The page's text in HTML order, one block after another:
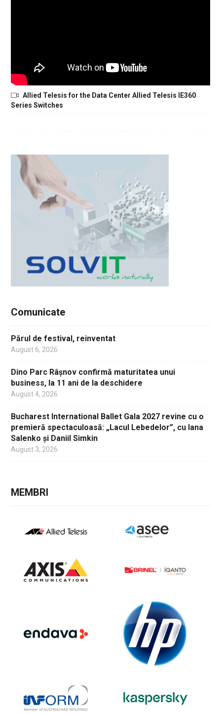
Allied Telesis for the Data Center Allied Telesis IE360
Series Switches
Comunicate
Părul de festival, reinventat
August 6, 2026
Dino Parc Râșnov confirmă maturitatea unui
business, la 11 ani de la deschidere
August 4, 2026
Bucharest International Ballet Gala 2027 revine cu o
premieră spectaculoasă: „Lacul Lebedelor”, cu Iana
Salenko și Daniil Simkin
August 3, 2026
MEMBRI